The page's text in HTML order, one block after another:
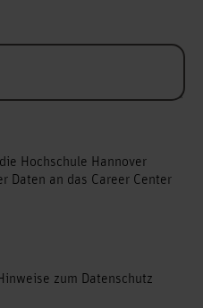
Hochschule Hannover
Daten an das Career Center
zum Datenschutz